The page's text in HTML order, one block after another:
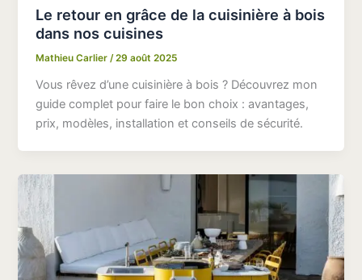
Le retour en grâce de la cuisinière à bois
dans nos cuisines
Mathieu Carlier/29 août 2025
Vous rêvez d’une cuisinière à bois ? Découvrez mon
guide complet pour faire le bon choix : avantages,
prix, modèles, installation et conseils de sécurité.